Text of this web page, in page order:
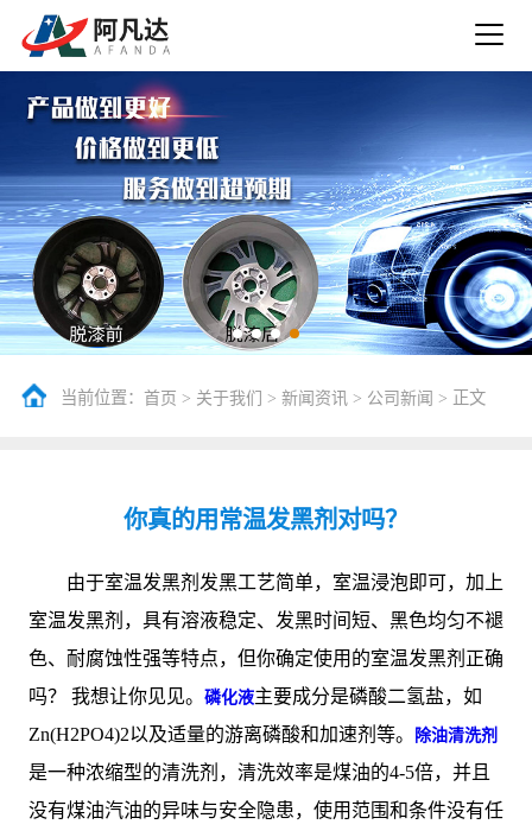
当前位置： 首页 > 关于我们 > 新闻资讯 > 公司新闻 > 正文
你真的用常温发黑剂对吗？
由于室温发黑剂发黑工艺简单，室温浸泡即可，加上
室温发黑剂，具有溶液稳定、发黑时间短、黑色均匀不褪
色、耐腐蚀性强等特点，但你确定使用的室温发黑剂正确
吗？ 我想让你见见。 磷化液主要成分是磷酸二氢盐，如
Zn(H2PO4)2以及适量的游离磷酸和加速剂等。
除油清洗剂
是一种浓缩型的清洗剂，清洗效率是煤油的4-5倍，并且
没有煤油汽油的异味与安全隐患，使用范围和条件没有任